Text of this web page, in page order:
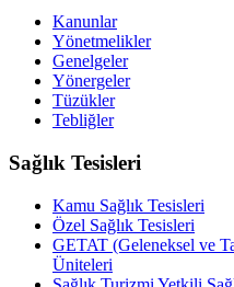
Kanunlar
Yönetmelikler
Genelgeler
Yönergeler
Tüzükler
Tebliğler
Sağlık Tesisleri
Kamu Sağlık Tesisleri
Özel Sağlık Tesisleri
GETAT (Geleneksel ve
Üniteleri